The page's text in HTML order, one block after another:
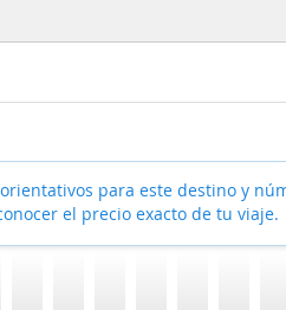
para este destino y
el precio exacto de tu viaje.